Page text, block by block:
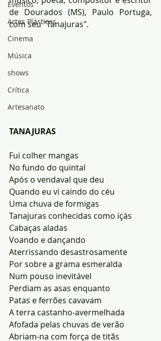
Eventos
Artes Plásticas
Cinema
Música
shows
Crítica
Artesanato
de Dourados (MS), Paulo Portuga,
com seu "Tanajuras".
TANAJURAS
Fui colher mangas
No fundo do quintal
Após o vendaval que deu
Quando eu vi caindo do céu
Uma chuva de formigas
Tanajuras conhecidas como içás
Cabaças aladas
Voando e dançando
Aterrissando desastrosamente
Por sobre a grama esmeralda
Num pouso inevitável
Perdiam as asas enquanto
Patas e ferrões cavavam
A terra castanho-avermelhada
Afofada pelas chuvas de verão
Abriam-na com força de titãs